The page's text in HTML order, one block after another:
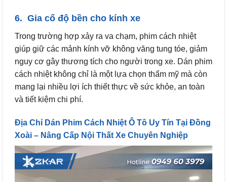
6. Gia cố độ bền cho kính xe
Trong trường hợp xảy ra va chạm, phim cách nhiệt
giúp giữ các mảnh kính vỡ không văng tung tóe, giảm
nguy cơ gây thương tích cho người trong xe. Dán phim
cách nhiệt không chỉ là một lựa chọn thẩm mỹ mà còn
mang lại nhiều lợi ích thiết thực về sức khỏe, an toàn
và tiết kiệm chi phí.
Địa Chỉ Dán Phim Cách Nhiệt Ô Tô Uy Tín Tại Đồng
Xoài – Nâng Cấp Nội Thất Xe Chuyên Nghiệp